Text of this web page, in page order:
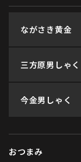
ながさき黄金
三方原男しゃく
今金男しゃく
おつまみ